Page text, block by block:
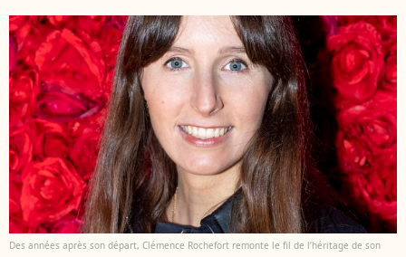
Des années après son départ, Clémence Rochefort remonte le fil de l’héritage de son